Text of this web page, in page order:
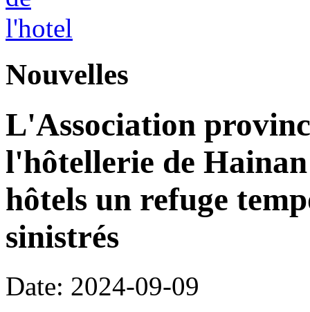
Nouvelles
L'Association
l'hôtellerie de
hôtels un refuge
sinistrés
Date: 2024-09-09